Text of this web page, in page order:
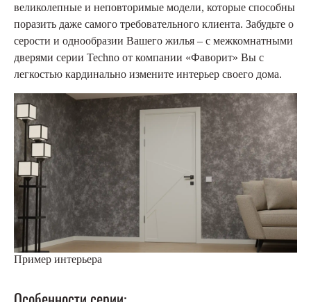
великолепные и неповторимые модели, которые способны
поразить даже самого требовательного клиента. Забудьте о
серости и однообразии Вашего жилья – с межкомнатными
дверями серии Techno от компании «Фаворит» Вы с
легкостью кардинально измените интерьер своего дома.
Пример интерьера